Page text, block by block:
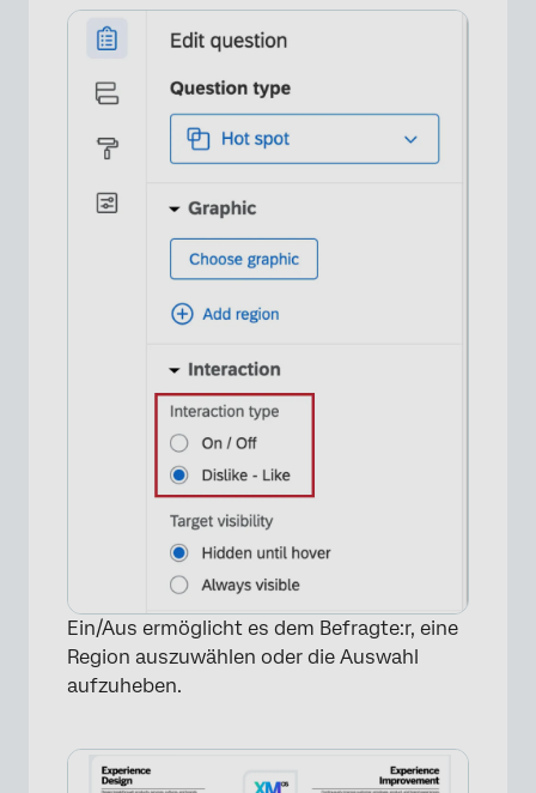
Ein/Aus ermöglicht es dem Befragte:r, eine
Region auszuwählen oder die Auswahl
aufzuheben.